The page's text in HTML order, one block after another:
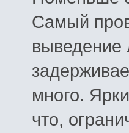
Самый
выведение
много.
что,